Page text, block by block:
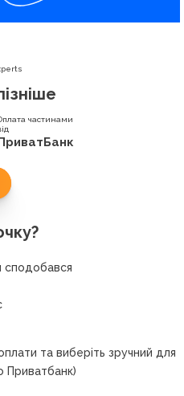
частинами
сподобався
та виберіть зручний для
Приватбанк)